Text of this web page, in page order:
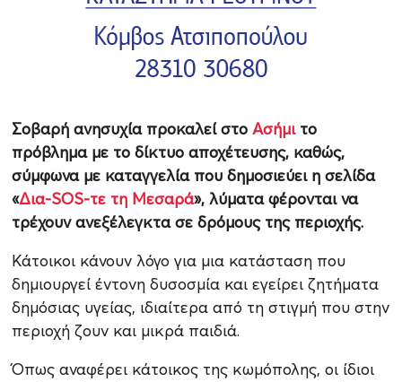
Σοβαρή ανησυχία προκαλεί στο Ασήμιτο
πρόβλημα με το δίκτυο αποχέτευσης, καθώς,
σύμφωνα με καταγγελία που δημοσιεύει η σελίδα
«Δια-SOS-τε τη Μεσαρά», λύματα φέρονται να
τρέχουν ανεξέλεγκτα σε δρόμους της περιοχής.
Κάτοικοι κάνουν λόγο για μια κατάσταση που
δημιουργεί έντονη δυσοσμία και εγείρει ζητήματα
δημόσιας υγείας, ιδιαίτερα από τη στιγμή που στην
περιοχή ζουν και μικρά παιδιά.
Όπως αναφέρει κάτοικος της κωμόπολης, οι ίδιοι